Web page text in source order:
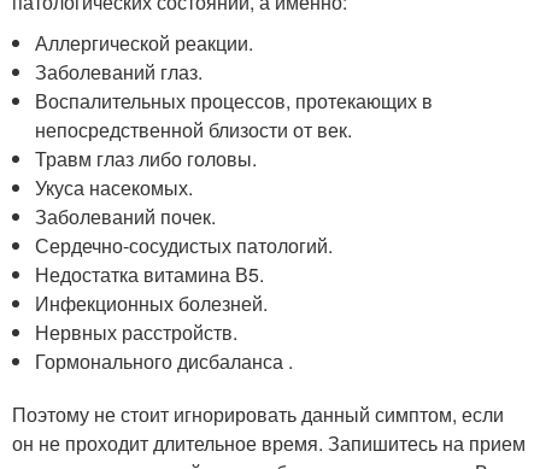
Аллергической реакции.
Заболеваний глаз.
Воспалительных процессов, протекающих в
непосредственной близости от век.
Травм глаз либо головы.
Укуса насекомых.
Заболеваний почек.
Сердечно-сосудистых патологий.
Недостатка витамина В5.
Инфекционных болезней.
Нервных расстройств.
Гормонального дисбаланса .
Поэтому не стоит игнорировать данный симптом, если
он не проходит длительное время. Запишитесь на прием